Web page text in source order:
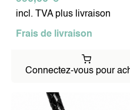
incl. TVA plus livraison
Frais de livraison
Connectez-vous pour